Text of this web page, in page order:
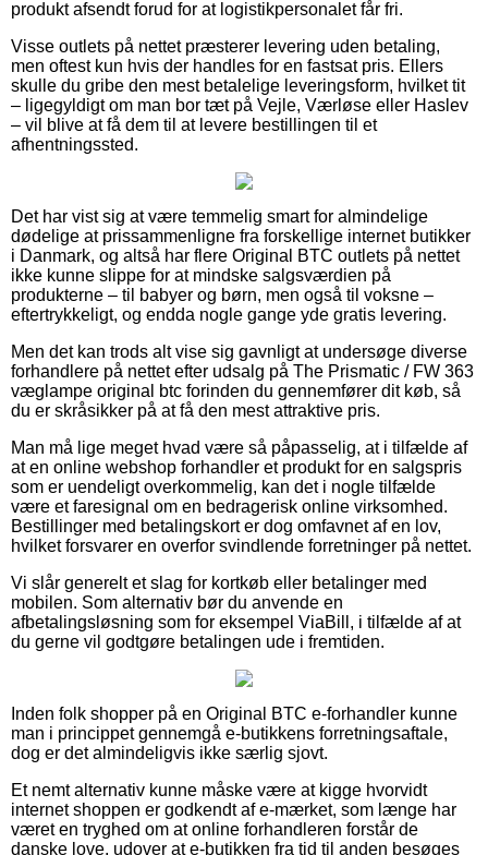
produkt afsendt forud for at logistikpersonalet får fri.
Visse outlets på nettet præsterer levering uden betaling,
men oftest kun hvis der handles for en fastsat pris. Ellers
skulle du gribe den mest betalelige leveringsform, hvilket tit
– ligegyldigt om man bor tæt på Vejle, Værløse eller Haslev
– vil blive at få dem til at levere bestillingen til et
afhentningssted.
Det har vist sig at være temmelig smart for almindelige
dødelige at prissammenligne fra forskellige internet butikker
i Danmark, og altså har flere Original BTC outlets på nettet
ikke kunne slippe for at mindske salgsværdien på
produkterne – til babyer og børn, men også til voksne –
eftertrykkeligt, og endda nogle gange yde gratis levering.
Men det kan trods alt vise sig gavnligt at undersøge diverse
forhandlere på nettet efter udsalg på The Prismatic / FW 363
væglampe original btc forinden du gennemfører dit køb, så
du er skråsikker på at få den mest attraktive pris.
Man må lige meget hvad være så påpasselig, at i tilfælde af
at en online webshop forhandler et produkt for en salgspris
som er uendeligt overkommelig, kan det i nogle tilfælde
være et faresignal om en bedragerisk online virksomhed.
Bestillinger med betalingskort er dog omfavnet af en lov,
hvilket forsvarer en overfor svindlende forretninger på nettet.
Vi slår generelt et slag for kortkøb eller betalinger med
mobilen. Som alternativ bør du anvende en
afbetalingsløsning som for eksempel ViaBill, i tilfælde af at
du gerne vil godtgøre betalingen ude i fremtiden.
Inden folk shopper på en Original BTC e-forhandler kunne
man i princippet gennemgå e-butikkens forretningsaftale,
dog er det almindeligvis ikke særlig sjovt.
Et nemt alternativ kunne måske være at kigge hvorvidt
internet shoppen er godkendt af e-mærket, som længe har
været en tryghed om at online forhandleren forstår de
danske love, udover at e-butikken fra tid til anden besøges